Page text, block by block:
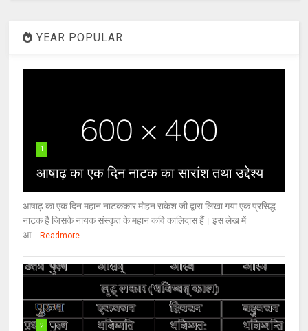
YEAR POPULAR
1
आषाढ़ का एक दिन नाटक का सारांश तथा उद्देश्य
आषाढ़ का एक दिन महान नाटककार मोहन राकेश जी द्वारा लिखा गया एक प्रसिद्ध
नाटक है जिसके नायक संस्कृत के महान कवि कालिदास हैं। इस लेख में
आ... Readmore
2